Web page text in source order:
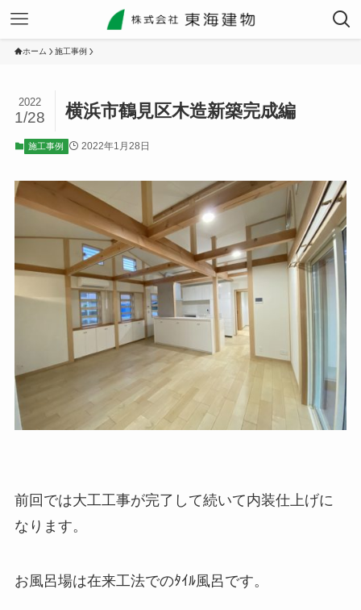
ホーム 施工事例
横浜市鶴見区木造新築完成編
2022
1/28
施工事例 2022年1月28日
前回では大工工事が完了して続いて内装仕上げに
なります。
お風呂場は在来工法でのﾀｲﾙ風呂です。